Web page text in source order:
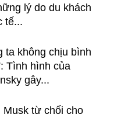
lý do du khách
tế...
ta không chịu bình
Tình hình của
gây...
Musk từ chối cho